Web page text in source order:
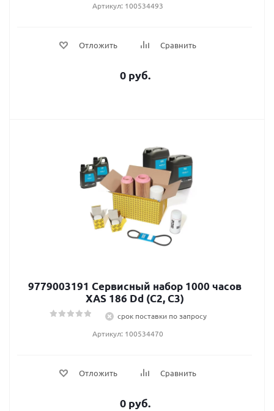
Артикул: 100534493
Отложить Сравнить
0 руб.
9779003191 Сервисный набор 1000 часов
XAS 186 Dd (C2, C3)
срок поставки по запросу
Артикул: 100534470
Отложить Сравнить
0 руб.